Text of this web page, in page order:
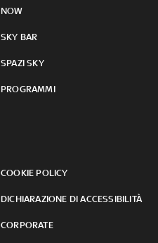
NOW
SKY BAR
SPAZI SKY
PROGRAMMI
COOKIE POLICY
DICHIARAZIONE DI ACCESSIBILITÀ
CORPORATE